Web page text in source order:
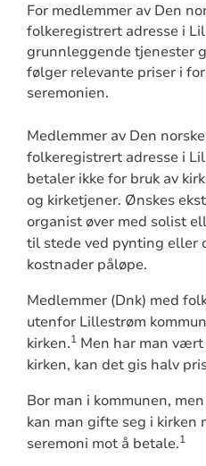
For medlemmer av Den
folkeregistrert adresse i
grunnleggende tjenester
følger relevante priser i
seremonien.
Medlemmer av Den
folkeregistrert adresse i
betaler ikke for bruk av
og kirketjener. Ønskes
organist øver med solist
til stede ved pynting eller
kostnader påløpe.
Medlemmer (Dnk) med
utenfor Lillestrøm
kirken.1Men har man vært
kirken, kan det gis halv
Bor man i kommunen,
kan man gifte seg i kirken
seremoni mot å betale.1